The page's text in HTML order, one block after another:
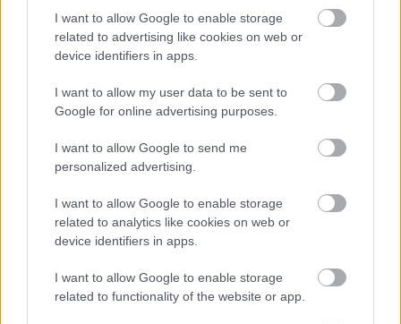
I want to allow Google to enable storage
related to advertising like cookies on web or
device identifiers in apps.
I want to allow my user data to be sent to
Google for online advertising purposes.
I want to allow Google to send me
personalized advertising.
I want to allow Google to enable storage
related to analytics like cookies on web or
device identifiers in apps.
I want to allow Google to enable storage
related to functionality of the website or app.
vibes ugh. to make up for it here's a
drawing im working on of aliens examining
sentient black goo
pic.twitter.com/hGaQ7SBB2n